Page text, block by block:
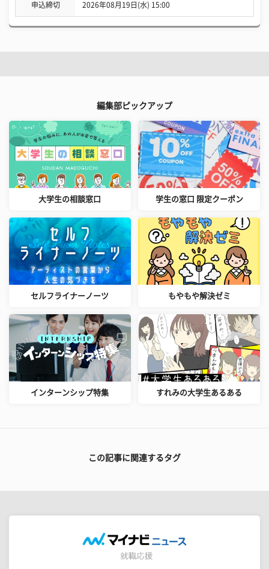
申込締切 2026年08月19日(水) 15:00
編集部ピックアップ
大学生の相談窓口 学生の窓口 限定クーポン
セルフライナーノーツ もやもや解決ゼミ
インターンシップ特集 すれみの大学生あるある
この記事に関連するタグ